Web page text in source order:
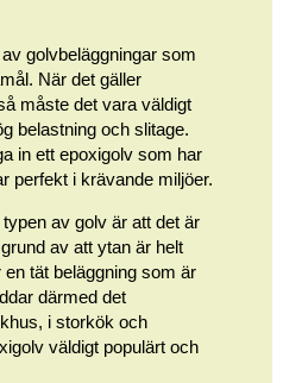
golvbeläggningar som
När det gäller
måste det vara väldigt
belastning och slitage.
in ett epoxigolv som har
perfekt i krävande miljöer.
av golv är att det är
av att ytan är helt
tät beläggning som är
därmed det
i storkök och
väldigt populärt och